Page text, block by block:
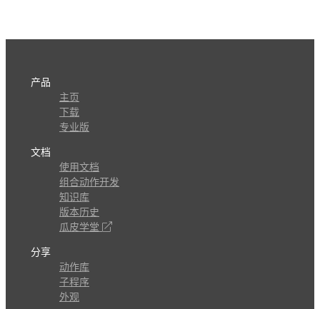
产品
主页
下载
专业版
文档
使用文档
组合动作开发
知识库
版本历史
瓜皮学堂
分享
动作库
子程序
外观